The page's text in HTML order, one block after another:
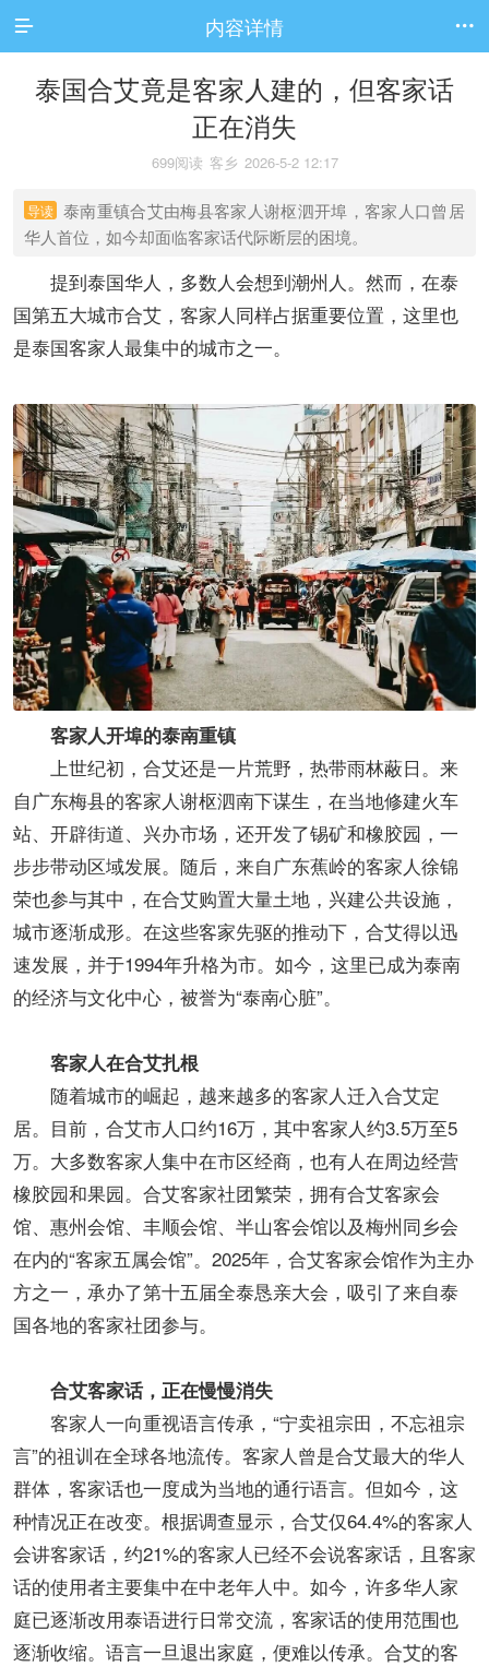
 内容详情 
泰国合艾竟是客家人建的，但客家话
正在消失
699阅读 客乡 2026-5-2 12:17
导读 泰南重镇合艾由梅县客家人谢枢泗开埠，客家人口曾居
华人首位，如今却面临客家话代际断层的困境。
提到泰国华人，多数人会想到潮州人。然而，在泰
国第五大城市合艾，客家人同样占据重要位置，这里也
是泰国客家人最集中的城市之一。
客家人开埠的泰南重镇
上世纪初，合艾还是一片荒野，热带雨林蔽日。来
自广东梅县的客家人谢枢泗南下谋生，在当地修建火车
站、开辟街道、兴办市场，还开发了锡矿和橡胶园，一
步步带动区域发展。随后，来自广东蕉岭的客家人徐锦
荣也参与其中，在合艾购置大量土地，兴建公共设施，
城市逐渐成形。在这些客家先驱的推动下，合艾得以迅
速发展，并于1994年升格为市。如今，这里已成为泰南
的经济与文化中心，被誉为“泰南心脏”。
客家人在合艾扎根
随着城市的崛起，越来越多的客家人迁入合艾定
居。目前，合艾市人口约16万，其中客家人约3.5万至5
万。大多数客家人集中在市区经商，也有人在周边经营
橡胶园和果园。合艾客家社团繁荣，拥有合艾客家会
馆、惠州会馆、丰顺会馆、半山客会馆以及梅州同乡会
在内的“客家五属会馆”。2025年，合艾客家会馆作为主办
方之一，承办了第十五届全泰恳亲大会，吸引了来自泰
国各地的客家社团参与。
合艾客家话，正在慢慢消失
客家人一向重视语言传承，“宁卖祖宗田，不忘祖宗
言”的祖训在全球各地流传。客家人曾是合艾最大的华人
群体，客家话也一度成为当地的通行语言。但如今，这
种情况正在改变。根据调查显示，合艾仅64.4%的客家人
会讲客家话，约21%的客家人已经不会说客家话，且客家
话的使用者主要集中在中老年人中。如今，许多华人家
庭已逐渐改用泰语进行日常交流，客家话的使用范围也
逐渐收缩。语言一旦退出家庭，便难以传承。合艾的客